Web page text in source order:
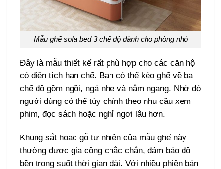
Mẫu ghế sofa bed 3 chế độ dành cho phòng nhỏ
Đây là mẫu thiết kế rất phù hợp cho các căn hộ
có diện tích hạn chế. Bạn có thể kéo ghế về ba
chế độ gồm ngồi, ngả nhẹ và nằm ngang. Nhờ đó
người dùng có thể tùy chỉnh theo nhu cầu xem
phim, đọc sách hoặc nghỉ ngơi lâu hơn.
Khung sắt hoặc gỗ tự nhiên của mẫu ghế này
thường được gia công chắc chắn, đảm bảo độ
bền trong suốt thời gian dài. Với nhiều phiên bản